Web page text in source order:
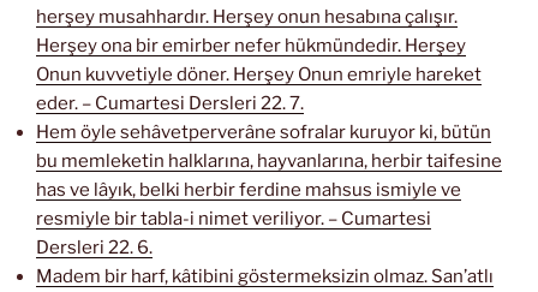
herşey musahhardır. Herşey onun hesabına çalışır.
Herşey ona bir emirber nefer hükmündedir. Herşey
Onun kuvvetiyle döner. Herşey Onun emriyle hareket
eder. – Cumartesi Dersleri 22. 7.
Hem öyle sehâvetperverâne sofralar kuruyor ki, bütün
bu memleketin halklarına, hayvanlarına, herbir taifesine
has ve lâyık, belki herbir ferdine mahsus ismiyle ve
resmiyle bir tabla-i nimet veriliyor. – Cumartesi
Dersleri 22. 6.
Madem bir harf, kâtibini göstermeksizin olmaz. San’atlı